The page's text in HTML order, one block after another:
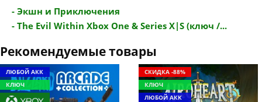
- Экшн и Приключения
- The Evil Within Xbox One & Series X|S (ключ /...
Рекомендуемые товары
ЛЮБОЙ АКК
КЛЮЧ
СКИДКА -88%
КЛЮЧ
ЛЮБОЙ АКК